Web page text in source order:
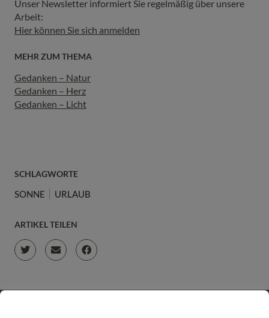
Unser Newsletter informiert Sie regelmäßig über unsere
Arbeit:
Hier können Sie sich anmelden
MEHR ZUM THEMA
Gedanken – Natur
Gedanken – Herz
Gedanken – Licht
SCHLAGWORTE
SONNE URLAUB
ARTIKEL TEILEN